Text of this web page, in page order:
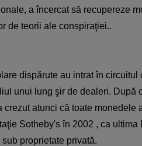
a încercat să recupereze
de teorii ale conspiraţiei..
dispărute au intrat în
unui lung şir de dealeri. După
atunci că toate monedele
Sotheby's în 2002 , ca
proprietate privată.